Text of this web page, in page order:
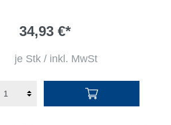
34,93 €*
je Stk / inkl. MwSt